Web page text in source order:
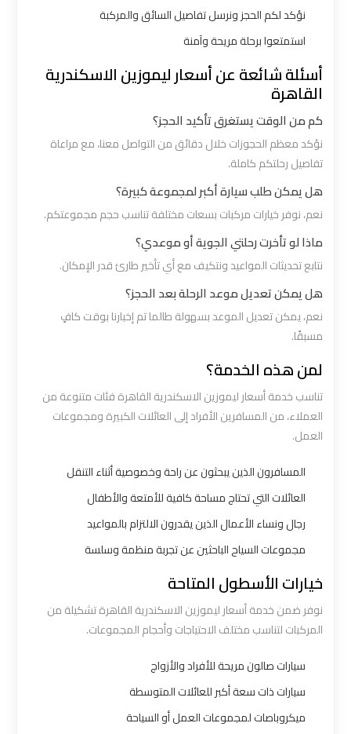
نؤكد لكم الحجز ونرسل تفاصيل السائق والمركبة
استمتعوا برحلة مريحة وآمنة
أسئلة شائعة عن أسعار ليموزين الاسكندرية
القاهرة
كم من الوقت يستغرق تأكيد الحجز؟
نؤكد معظم الحجوزات خلال دقائق من التواصل معنا، مع مراعاة
تفاصيل رحلتكم كاملة.
هل يمكن طلب سيارة أكبر لمجموعة كبيرة؟
نعم، نوفر خيارات مركبات بسعات مختلفة تناسب حجم مجموعتكم.
ماذا لو تأخرت رحلتي الجوية أو موعدي؟
نتابع تحديثات المواعيد ونتكيف مع أي تأخير طارئ قدر الإمكان.
هل يمكن تعديل موعد الرحلة بعد الحجز؟
نعم، يمكن تعديل الموعد بسهولة طالما تم إخبارنا بوقت كافٍ
مسبقًا.
لمن هذه الخدمة؟
تناسب خدمة أسعار ليموزين الاسكندرية القاهرة فئات متنوعة من
العملاء، من المسافرين الأفراد إلى العائلات الكبيرة ومجموعات
العمل.
المسافرون الذين يبحثون عن راحة وخصوصية أثناء التنقل
العائلات التي تحتاج مساحة كافية للأمتعة والأطفال
رجال ونساء الأعمال الذين يقدرون الالتزام بالمواعيد
مجموعات السياح الباحثين عن تجربة منظمة وسلسة
خيارات الأسطول المتاحة
نوفر ضمن خدمة أسعار ليموزين الاسكندرية القاهرة تشكيلة من
المركبات لتناسب مختلف الاحتياجات وأحجام المجموعات.
سيارات صالون مريحة للأفراد والأزواج
سيارات ذات سعة أكبر للعائلات المتوسطة
ميكروباصات لمجموعات العمل أو السياحة
شركات
ليموزين
القاهرة
شركة
ليموزين
القاهرة
شركة
ليموزين
القاهرة
شركه
ليموزين
اسكندرية
ليموزين
الإسكندرية